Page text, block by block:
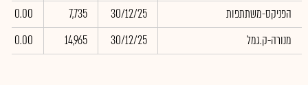
הפניקס-משתתפות
30/12/25
7,735
0.00
מנורה-ק.גמל
30/12/25
14,965
0.00